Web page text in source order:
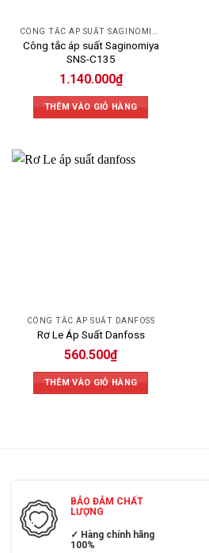
CÔNG TẮC ÁP SUẤT SAGINOMIYA
Công tắc áp suất Saginomiya
SNS-C135
1.140.000₫
THÊM VÀO GIỎ HÀNG
CÔNG TẮC ÁP SUẤT DANFOSS
Rơ Le Áp Suất Danfoss
560.500₫
THÊM VÀO GIỎ HÀNG
BẢO ĐẢM CHẤT
LƯỢNG
✓ Hàng chính hãng
100%